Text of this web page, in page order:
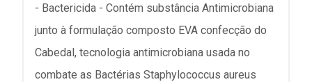
- Bactericida - Contém substância Antimicrobiana
junto à formulação composto EVA confecção do
Cabedal, tecnologia antimicrobiana usada no
combate as Bactérias Staphylococcus aureus